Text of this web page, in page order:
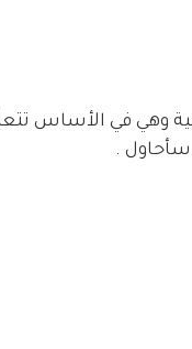
وهي في الأساس
سأحاول .